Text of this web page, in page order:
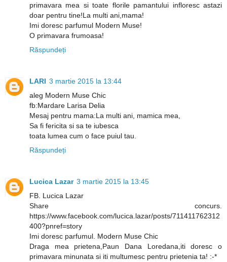
primavara mea si toate florile pamantului infloresc astazi
doar pentru tine!La multi ani,mama!
Imi doresc parfumul Modern Muse!
O primavara frumoasa!
Răspundeți
LARI 3 martie 2015 la 13:44
aleg Modern Muse Chic
fb:Mardare Larisa Delia
Mesaj pentru mama:La multi ani, mamica mea,
Sa fi fericita si sa te iubesca
toata lumea cum o face puiul tau.
Răspundeți
Lucica Lazar 3 martie 2015 la 13:45
FB. Lucica Lazar
Share concurs.
https://www.facebook.com/lucica.lazar/posts/711411762312
400?pnref=story
Imi doresc parfumul. Modern Muse Chic
Draga mea prietena,Paun Dana Loredana,iti doresc o
primavara minunata si iti multumesc pentru prietenia ta! :-*